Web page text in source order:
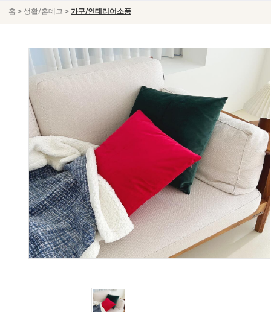
홈 > 생활/홈데코 > 가구/인테리어소품